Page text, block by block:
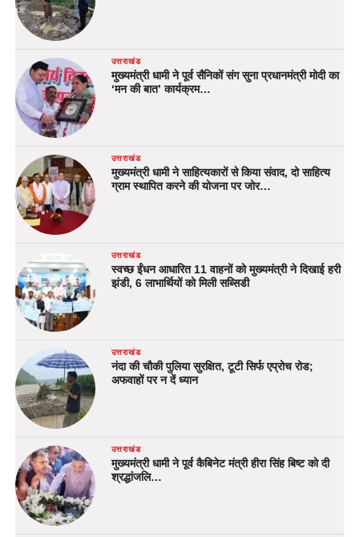
उत्तराखंड
मुख्यमंत्री धामी ने पूर्व सैनिकों संग सुना प्रधानमंत्री मोदी का
‘मन की बात’ कार्यक्रम…
उत्तराखंड
मुख्यमंत्री धामी ने साहित्यकारों से किया संवाद, दो साहित्य
ग्राम स्थापित करने की योजना पर जोर…
उत्तराखंड
स्वच्छ ईंधन आधारित 11 वाहनों को मुख्यमंत्री ने दिखाई हरी
झंडी, 6 लाभार्थियों को मिली सब्सिडी
उत्तराखंड
नंदा की चौकी पुलिया सुरक्षित, टूटी सिर्फ एप्रोच रोड;
अफवाहों पर न दें ध्यान
उत्तराखंड
मुख्यमंत्री धामी ने पूर्व कैबिनेट मंत्री हीरा सिंह बिष्ट को दी
श्रद्धांजलि…